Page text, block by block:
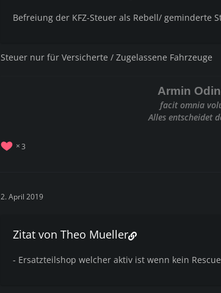
Befreiung der KFZ-Steuer als Rebell/ geminderte
Steuer nur für Versicherte / Zugelassene Fahrzeuge
Armin
facit omnia
Alles entscheidet
3
2. April 2019
Zitat von Theo Mueller
- Ersatzteilshop welcher aktiv ist wenn kein